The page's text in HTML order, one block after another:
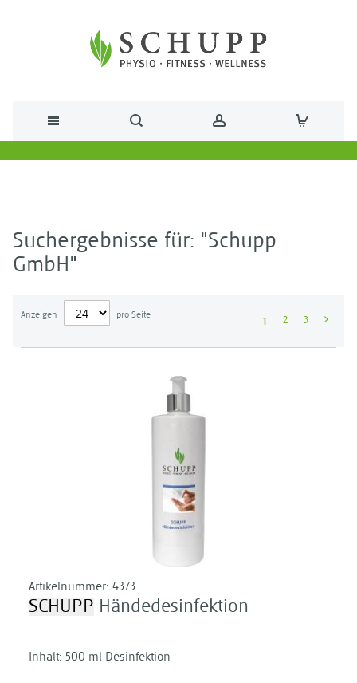
Suchergebnisse für: "Schupp
GmbH"
Anzeigen pro Seite 1 2 3
Artikelnummer: 4373
SCHUPP Händedesinfektion
Inhalt: 500 ml Desinfektion